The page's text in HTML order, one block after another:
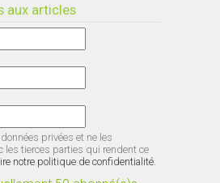
aux articles
privées et ne les
les tierces parties qui rendent ce
notre politique de confidentialité.